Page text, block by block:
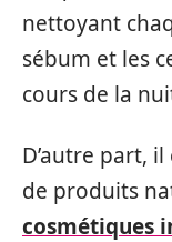
nettoyant
sébum et les
cours de la
D’autre part,
de produits
cosmétiques